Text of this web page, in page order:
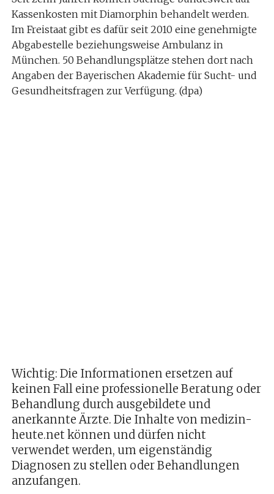
Kassenkosten mit Diamorphin behandelt werden.
Im Freistaat gibt es dafür seit 2010 eine genehmigte
Abgabestelle beziehungsweise Ambulanz in
München. 50 Behandlungsplätze stehen dort nach
Angaben der Bayerischen Akademie für Sucht- und
Gesundheitsfragen zur Verfügung. (dpa)
Wichtig: Die Informationen ersetzen auf
keinen Fall eine professionelle Beratung oder
Behandlung durch ausgebildete und
anerkannte Ärzte. Die Inhalte von medizin-
heute.net können und dürfen nicht
verwendet werden, um eigenständig
Diagnosen zu stellen oder Behandlungen
anzufangen.